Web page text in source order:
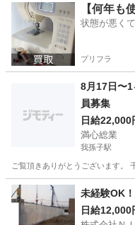
千葉 習志野市 その他
【何年も
状態が悪く
プリフラ
8月17日〜
員募集
日給22,000
満心総業
我孫子駅
ご覧頂きありがとうございます。
千葉 柏市 我孫子駅
未経験OK
日給12,000